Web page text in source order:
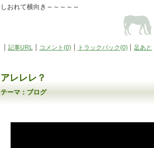
しおれて横向き～～～～～
記事URL コメント(0) トラックバック(0) 足あと
アレレレ？
テーマ：ブログ